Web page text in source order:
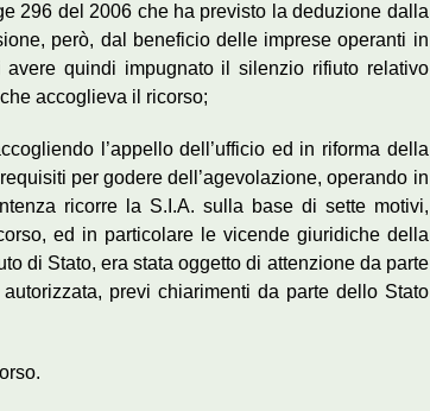
296 del 2006 che ha previsto la deduzione dalla
però, dal beneficio delle imprese operanti in
quindi impugnato il silenzio rifiuto relativo
accoglieva il ricorso;
l’appello dell’ufficio ed in riforma della
per godere dell’agevolazione, operando in
ricorre la S.I.A. sulla base di sette motivi,
ed in particolare le vicende giuridiche della
di Stato, era stata oggetto di attenzione da parte
previ chiarimenti da parte dello Stato